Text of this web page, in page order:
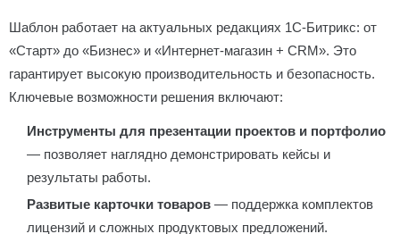
Шаблон работает на актуальных редакциях 1С-Битрикс: от
«Старт» до «Бизнес» и «Интернет-магазин + CRM». Это
гарантирует высокую производительность и безопасность.
Ключевые возможности решения включают:
Инструменты для презентации проектов и портфолио
— позволяет наглядно демонстрировать кейсы и
результаты работы.
Развитые карточки товаров — поддержка комплектов
лицензий и сложных продуктовых предложений.